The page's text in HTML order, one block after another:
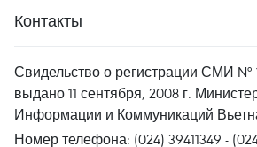
Контакты
Свидельство о регистрации СМИ №
выдано 11 сентября, 2008 г.
Информации и Коммуникаций
Номер телефона: (024) 39411349 -